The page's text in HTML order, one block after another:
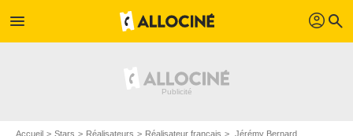
menu profil search
Accueil Stars Réalisateurs Réalisateur français Jérémy Bernard